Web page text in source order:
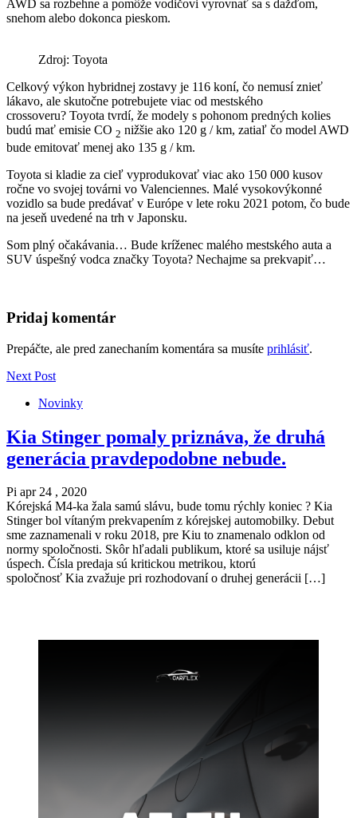
AWD sa rozbehne a pomôže vodičovi vyrovnať sa s dažďom,
snehom alebo dokonca pieskom.
Zdroj: Toyota
Celkový výkon hybridnej zostavy je 116 koní, čo nemusí znieť
lákavo, ale skutočne potrebujete viac od mestského
crossoveru? Toyota tvrdí, že modely s pohonom predných kolies
budú mať emisie CO 2 nižšie ako 120 g / km, zatiaľ čo model AWD
bude emitovať menej ako 135 g / km.
Toyota si kladie za cieľ vyprodukovať viac ako 150 000 kusov
ročne vo svojej továrni vo Valenciennes. Malé vysokovýkonné
vozidlo sa bude predávať v Európe v lete roku 2021 potom, čo bude
na jeseň uvedené na trh v Japonsku.
Som plný očakávania… Bude kríženec malého mestského auta a
SUV úspešný vodca značky Toyota? Nechajme sa prekvapiť…
Pridaj komentár
Prepáčte, ale pred zanechaním komentára sa musíte prihlásiť.
Next Post
Novinky
Kia Stinger pomaly priznáva, že druhá
generácia pravdepodobne nebude.
Pi apr 24 , 2020
Kórejská M4-ka žala samú slávu, bude tomu rýchly koniec ? Kia
Stinger bol vítaným prekvapením z kórejskej automobilky. Debut
sme zaznamenali v roku 2018, pre Kiu to znamenalo odklon od
normy spoločnosti. Skôr hľadali publikum, ktoré sa usiluje nájsť
úspech. Čísla predaja sú kritickou metrikou, ktorú
spoločnosť Kia zvažuje pri rozhodovaní o druhej generácii […]